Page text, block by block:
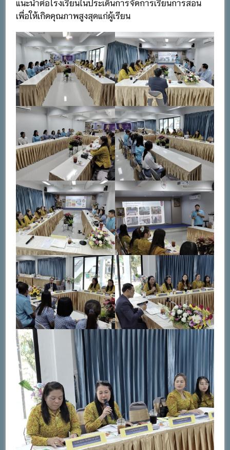
แนะนำต่อโรงเรียนในประเด็นการจัดการเรียนการสอน
เพื่อให้เกิดคุณภาพสูงสุดแก่ผู้เรียน